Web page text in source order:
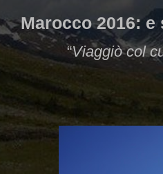
Marocco 2016:
“Viaggiò col